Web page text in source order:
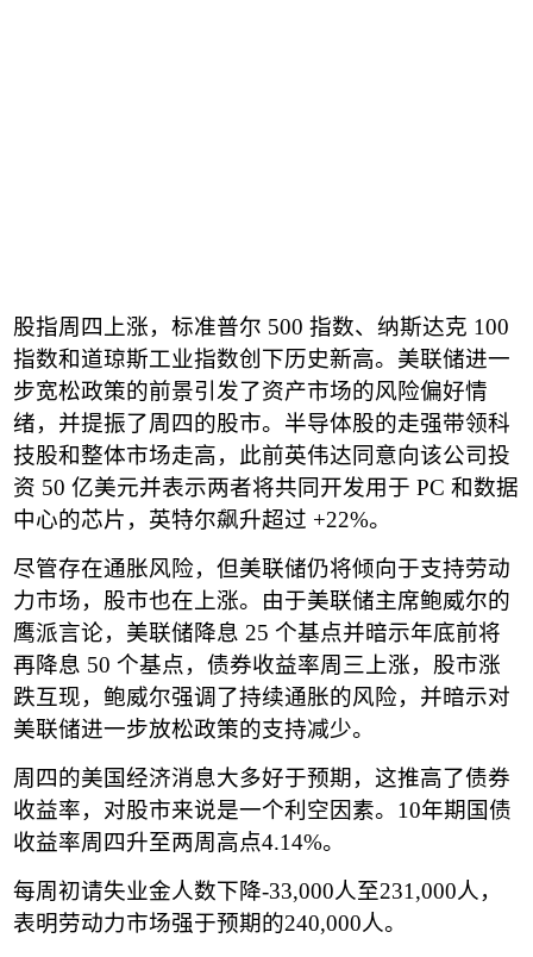
股指周四上涨，标准普尔 500 指数、纳斯达克 100
指数和道琼斯工业指数创下历史新高。美联储进一
步宽松政策的前景引发了资产市场的风险偏好情
绪，并提振了周四的股市。半导体股的走强带领科
技股和整体市场走高，此前英伟达同意向该公司投
资 50 亿美元并表示两者将共同开发用于 PC 和数据
中心的芯片，英特尔飙升超过 +22%。
尽管存在通胀风险，但美联储仍将倾向于支持劳动
力市场，股市也在上涨。由于美联储主席鲍威尔的
鹰派言论，美联储降息 25 个基点并暗示年底前将
再降息 50 个基点，债券收益率周三上涨，股市涨
跌互现，鲍威尔强调了持续通胀的风险，并暗示对
美联储进一步放松政策的支持减少。
周四的美国经济消息大多好于预期，这推高了债券
收益率，对股市来说是一个利空因素。 10年期国债
收益率周四升至两周高点4.14%。
每周初请失业金人数下降-33,000人至231,000人，
表明劳动力市场强于预期的240,000人。